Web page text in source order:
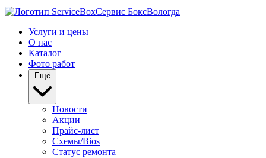
Сервис БоксВологда
Услуги и цены
О нас
Каталог
Фото работ
Новости
Акции
Прайс-лист
Схемы/Bios
Статус ремонта